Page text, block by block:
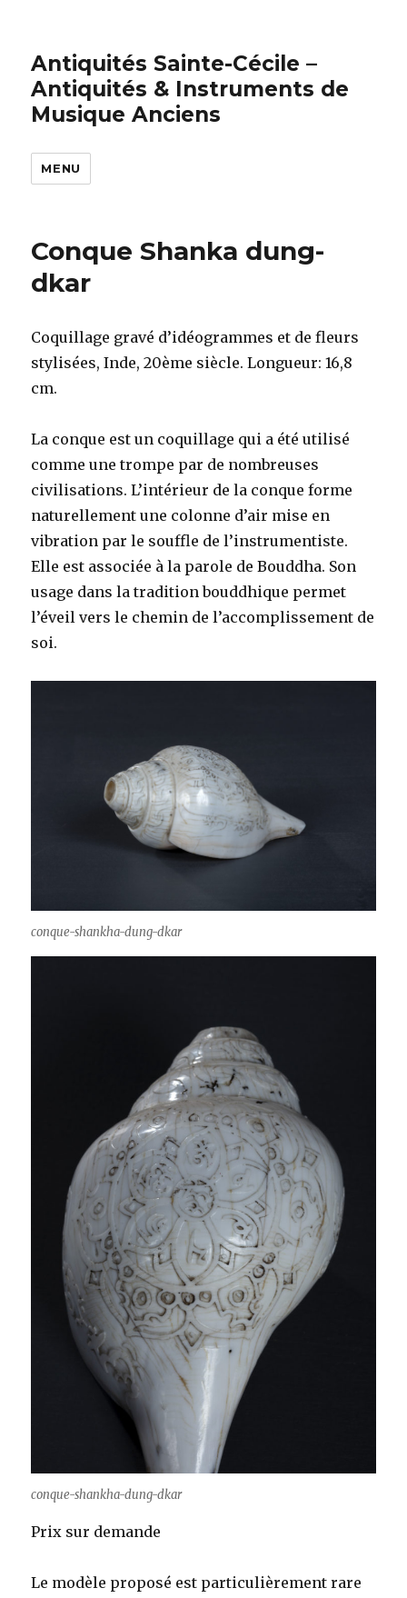
Antiquités Sainte-Cécile –
Antiquités & Instruments de
Musique Anciens
MENU
Conque Shanka dung-
dkar
Coquillage gravé d’idéogrammes et de fleurs
stylisées, Inde, 20ème siècle. Longueur: 16,8
cm.
La conque est un coquillage qui a été utilisé
comme une trompe par de nombreuses
civilisations. L’intérieur de la conque forme
naturellement une colonne d’air mise en
vibration par le souffle de l’instrumentiste.
Elle est associée à la parole de Bouddha. Son
usage dans la tradition bouddhique permet
l’éveil vers le chemin de l’accomplissement de
soi.
conque-shankha-dung-dkar
conque-shankha-dung-dkar
Prix sur demande
Le modèle proposé est particulièrement rare